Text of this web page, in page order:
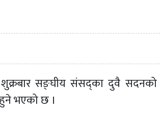
शुक्रबार सङ्घीय संसद्का दुवै
भएको छ ।